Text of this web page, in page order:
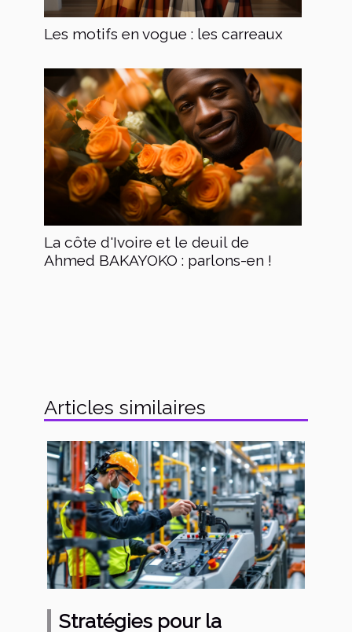
Les motifs en vogue : les carreaux
La côte d'Ivoire et le deuil de
Ahmed BAKAYOKO : parlons-en !
Articles similaires
Stratégies pour la